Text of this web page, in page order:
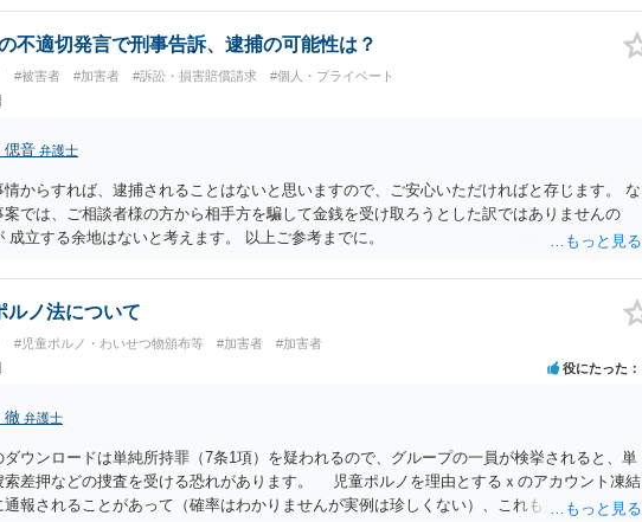
不適切発言で刑事告訴、逮捕の可能性は？
#被害者 #加害者 #訴訟・損害賠償請求 #個人・プライベート
偲音 弁護士
からすれば、逮捕されることはないと思いますので、ご安心いただければと存じます。 な
案では、ご相談者様の方から相手方を騙して金銭を受け取ろうとした訳ではありませんの
成立する余地はないと考えます。 以上ご参考までに。
ルノ法について
#児童ポルノ・わいせつ物頒布等 #加害者 #加害者
役にたった
徹 弁護士
ダウンロードは単純所持罪（7条1項）を疑われるので、グループの一員が検挙されると、単
索差押などの捜査を受ける恐れがあります。 児童ポルノを理由とするｘのアカウント凍結
通報されることがあって（確率はわかりませんが実例は珍しくない）、これも捜索差押を受